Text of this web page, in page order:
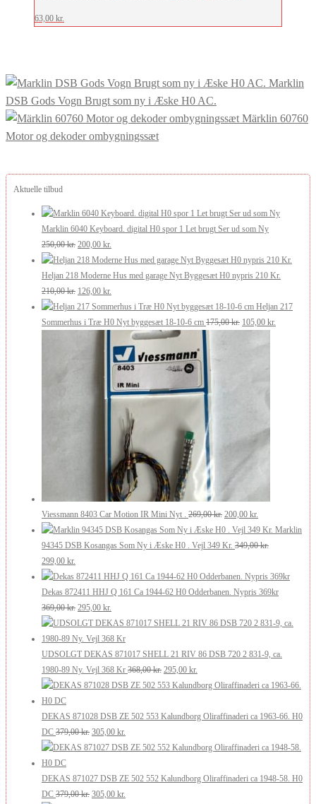
63,00 kr.
Marklin
DSB Gods Vogn Brugt som ny i Æske H0 AC.
Märklin 60760
Motor og dekoder ombygningssæt
Aktuelle tilbud
Marklin 6040 Keyboard. digital H0 spor 1 Let brugt Ser ud som Ny
250,00kr. Den
oprindelige
pris
var:
250,00 kr..
200,00 kr.
aktuelle
pris
200,00 kr..
Heljan 218 Moderne Hus med garage Nyt Byggesæt H0 nypris 210 Kr.
210,00kr. Den
oprindelige
pris
210,00 kr..
126,00 kr.
aktuelle
pris
126,00 kr..
Heljan 217
Sommerhus i Træ H0 Nyt byggesæt 18-10-6 cm 175,00kr. Den
105,00 kr.
105,00 kr..
Viessmann 8403 Car Motion IR Mini Nyt . 269,00kr. Den
oprindelige
pris
269,00 kr..
200,00 kr.
aktuelle
pris
200,00 kr..
Marklin
94345 DSB Kosangas Som Ny i Æske H0 . Vejl 349 Kr. 349,00kr.
Den
oprindelige
pris
var:
349,00 kr..
299,00 kr.
aktuelle
pris
er:
299,00 kr..
Dekas 872411 HHJ Q 161 Ca 1944-62 H0 Odderbanen. Nypris 369kr
369,00kr. Den
oprindelige
pris
var:
369,00 kr..
295,00 kr.
aktuelle
pris
er:
295,00 kr..
UDSOLGT DEKAS 871017 SHELL 21 RIV 86 DSB 720 2 831-9, ca.
1980-89 Ny. Vejl 368 Kr 368,00kr. Den
oprindelige
var:
295,00 kr.
aktuelle
er:
DEKAS 871028 DSB ZE 502 553 Kalundborg Oliraffinaderi ca 1963-66. H0
DC 379,00kr. Den
oprindelige
var:
379,00 kr..
305,00 kr.
aktuelle
er:
DEKAS 871027 DSB ZE 502 552 Kalundborg Oliraffinaderi ca 1948-58. H0
DC 379,00kr. Den
305,00 kr.